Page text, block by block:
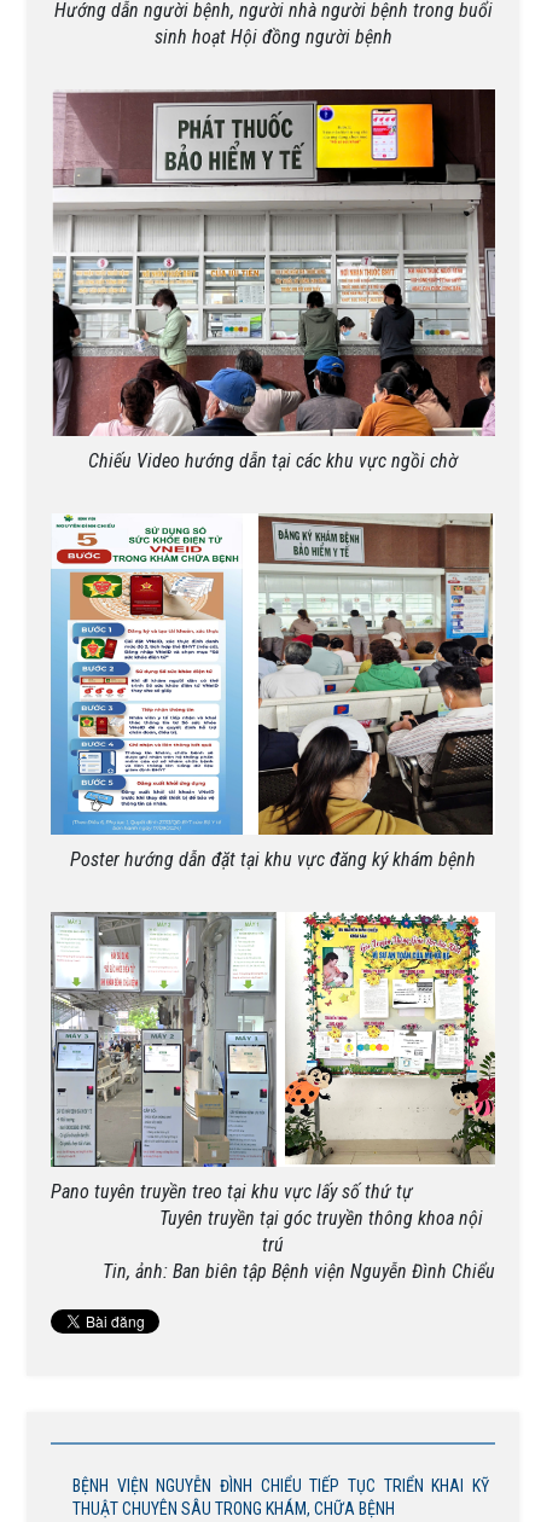
Hướng dẫn người bệnh, người nhà người bệnh trong buổi
sinh hoạt Hội đồng người bệnh
Chiếu Video hướng dẫn tại các khu vực ngồi chờ
Poster hướng dẫn đặt tại khu vực đăng ký khám bệnh
Pano tuyên truyền treo tại khu vực lấy số thứ tự
Tuyên truyền tại góc truyền thông khoa nội
trú
Tin, ảnh: Ban biên tập Bệnh viện Nguyễn Đình Chiểu
BỆNH VIỆN NGUYỄN ĐÌNH CHIỂU TIẾP TỤC TRIỂN KHAI KỸ
THUẬT CHUYÊN SÂU TRONG KHÁM, CHỮA BỆNH